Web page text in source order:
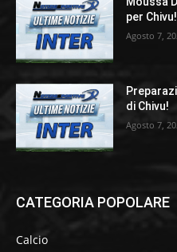
per Chivu!
Agosto 7,
di Chivu!
Agosto 7,
CATEGORIA POPOLARE
Calcio